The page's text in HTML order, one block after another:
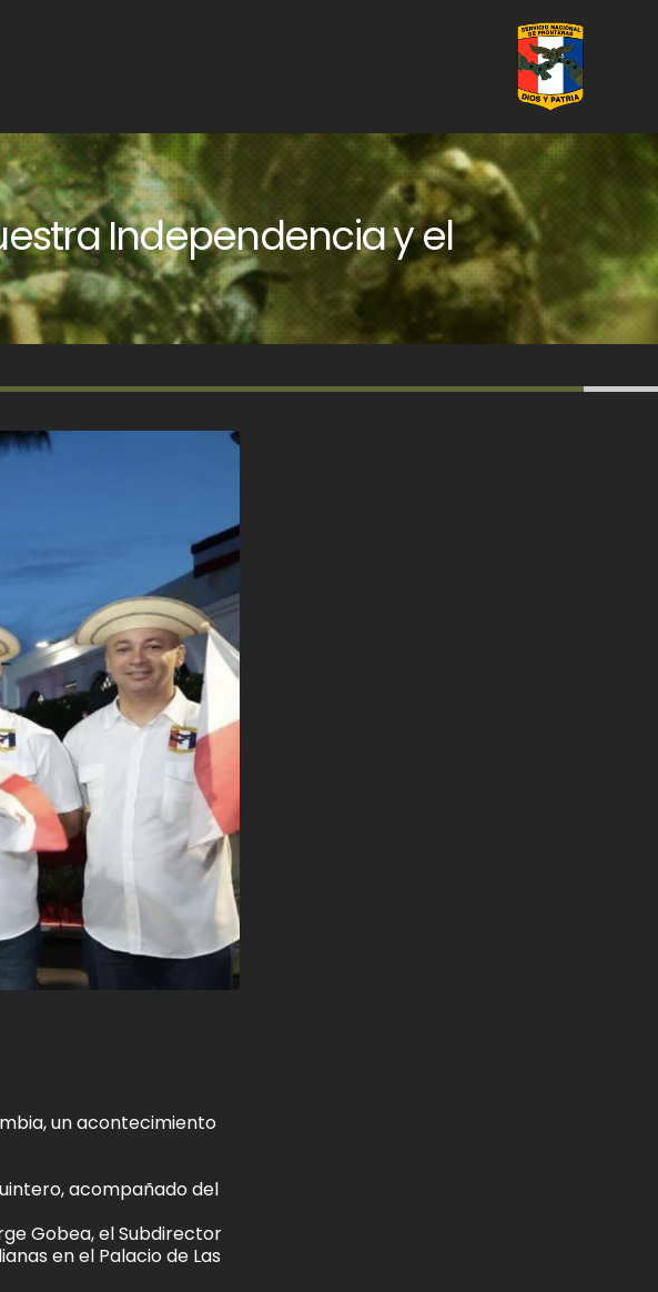
Independencia y el
un acontecimiento
acompañado del
Gobea, el Subdirector
en el Palacio de Las